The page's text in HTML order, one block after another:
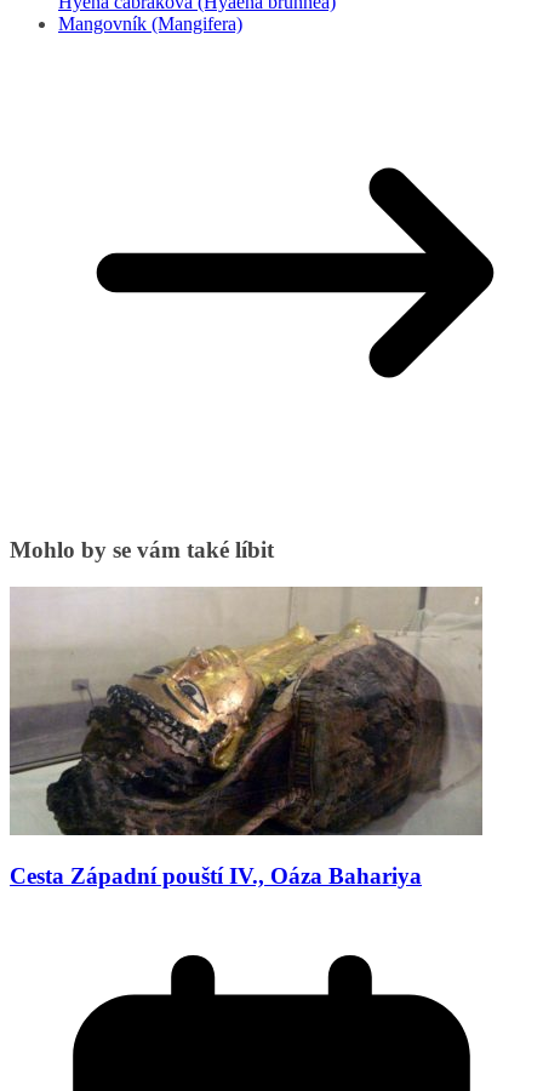
Mangovník (Mangifera)
Mohlo by se vám také líbit
Cesta Západní pouští IV., Oáza Bahariya